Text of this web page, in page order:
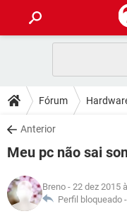
CELULAR
OUTLOOK
INSTAGRAM
GUIA DE COMPRAS
DICAS
JOGOS
INSTAGRAM
GUIA DE COMPRAS
DOWNLOADS
JOGOS
CELULAR
OUTLOOK
FÓRUM
JOGOS
CELULAR
GLOSSÁRIO
Fórum
Anterior
Meu pc não sai
Breno - 22 dez 2015
Perfil bloqueado -